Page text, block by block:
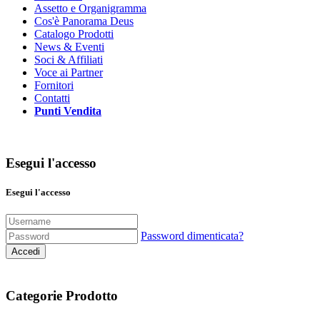
Assetto e Organigramma
Cos'è Panorama Deus
Catalogo Prodotti
News & Eventi
Soci & Affiliati
Voce ai Partner
Fornitori
Contatti
Punti Vendita
Esegui l'accesso
Esegui l'accesso
Password dimenticata?
Accedi
Categorie Prodotto